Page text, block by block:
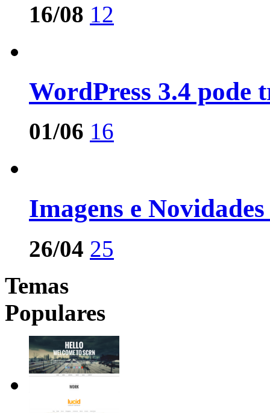
16/08 12
WordPress 3.4
01/06 16
Imagens e
26/04 25
Temas
Populares